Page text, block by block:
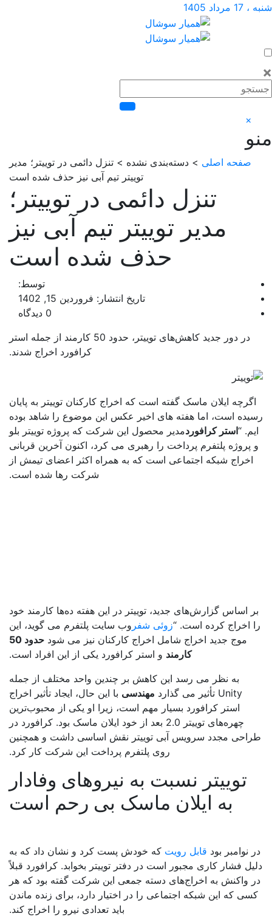
1405
صفحه اصلی> دسته‌بندی نشده > تنزل دائمی در توییتر؛ مدیر
توییتر تیم آبی نیز حذف شده است
تنزل دائمی در توییتر؛
مدیر توییتر تیم آبی نیز
حذف شده است
توسط:
تاریخ انتشار: فروردین 15, 1402
در دور جدید کاهش‌های توییتر، حدود 50 کارمند از جمله استر
کرافورد اخراج شدند.
ایلان ماسک گفته است که اخراج کارکنان توییتر به پایان
است، اما هفته های اخیر عکس این موضوع را شاهد بوده
“استر کرافوردمدیر محصول این شرکت که پروژه توییتر بلو
پروژه پلتفرم پرداخت را رهبری می کرد، اکنون آخرین قربانی
اخراج شبکه اجتماعی است که به همراه اکثر اعضای تیمش از
شرکت رها شده است.
اساس گزارش‌های جدید، توییتر در این هفته ده‌ها کارمند خود
اخراج کرده است. “زوئی شفر وب سایت پلتفرم می گوید، این
موج جدید اخراج شامل اخراج کارکنان نیز می شود
حدود 50
کارمندو استر کرافورد یکی از این افراد است.
به نظر می رسد این کاهش بر چندین واحد مختلف از جمله
Unity تأثیر می گذارد
مهندسیبا این حال، ایجاد تأثیر اخراج
استر کرافورد بسیار مهم است، زیرا او یکی از محبوب‌ترین
چهره‌های توییتر 2.0 بعد از خود ایلان ماسک بود. کرافورد در
مجدد سرویس آبی توییتر نقش اساسی داشت و همچنین
روی پلتفرم پرداخت این شرکت کار کرد.
توییتر نسبت به نیروهای وفادار
به ایلان ماسک بی رحم است
نوامبر بود قابل رویت که خودش پست کرد و نشان داد که به
فشار کاری مجبور است در دفتر توییتر بخوابد. کرافورد قبلاً
واکنش به اخراج‌های دسته جمعی این شرکت گفته بود که هر
که این شبکه اجتماعی را در اختیار دارد، برای زنده ماندن
باید تعدادی نیرو را اخراج کند.